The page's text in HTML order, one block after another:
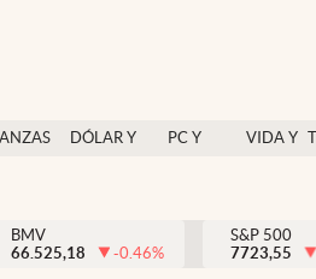
DÓLAR Y
PC Y
VIDA Y
México
BMV
66.525,18
-0.46%
S&P 500
7723,55